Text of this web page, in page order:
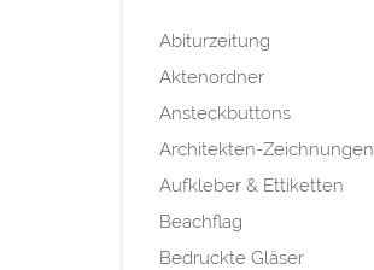
Abiturzeitung
Aktenordner
Ansteckbuttons
Architekten-Zeichnungen
Aufkleber & Ettiketten
Beachflag
Bedruckte Gläser